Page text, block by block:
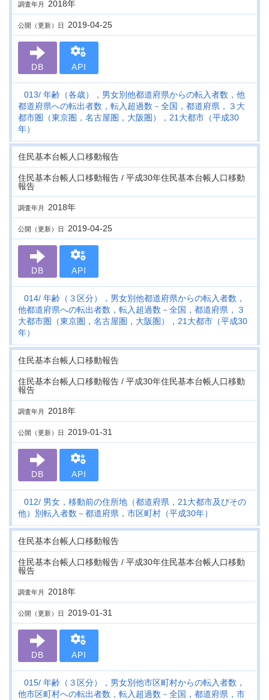
調査年月 2018年
公開（更新）日 2019-04-25
DB API
013 年齢（各歳），男女別他都道府県からの転入者数，他
都道府県への転出者数，転入超過数－全国，都道府県，３大
都市圏（東京圏，名古屋圏，大阪圏），21大都市（平成30
年）
住民基本台帳人口移動報告
住民基本台帳人口移動報告 / 平成30年住民基本台帳人口移動
報告
調査年月 2018年
公開（更新）日 2019-04-25
DB API
014 年齢（３区分），男女別他都道府県からの転入者数，
他都道府県への転出者数，転入超過数－全国，都道府県，３
大都市圏（東京圏，名古屋圏，大阪圏），21大都市（平成30
年）
住民基本台帳人口移動報告
住民基本台帳人口移動報告 / 平成30年住民基本台帳人口移動
報告
調査年月 2018年
公開（更新）日 2019-01-31
DB API
012
男女，移動前の住所地（都道府県，21大都市及びその
他）別転入者数－都道府県，市区町村（平成30年）
住民基本台帳人口移動報告
住民基本台帳人口移動報告 / 平成30年住民基本台帳人口移動
報告
調査年月 2018年
公開（更新）日 2019-01-31
DB API
015 年齢（３区分），男女別他市区町村からの転入者数，
他市区町村への転出者数，転入超過数－全国，都道府県，市